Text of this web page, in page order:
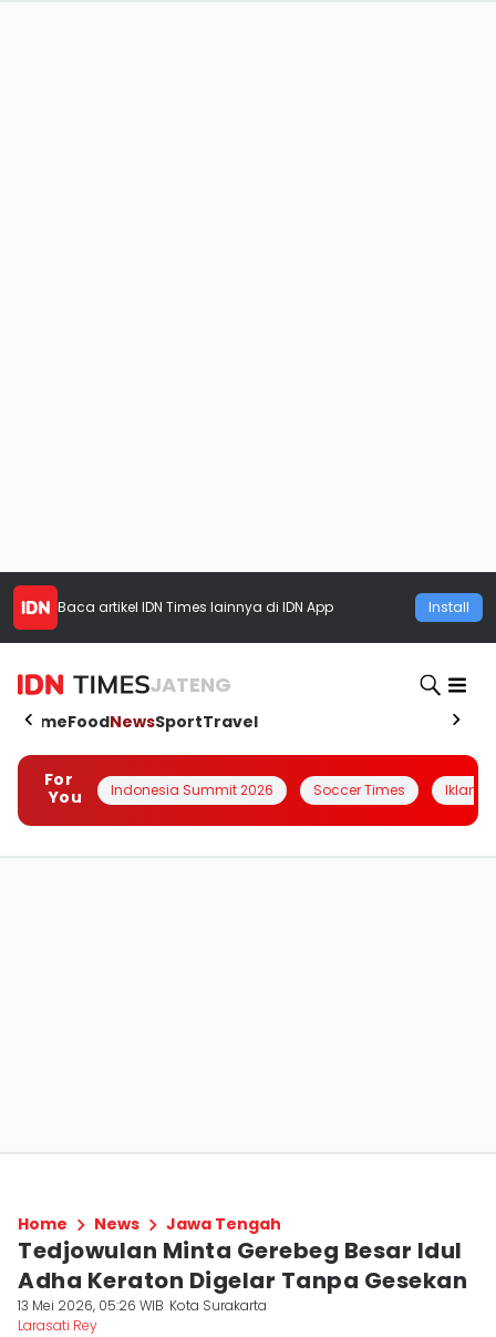
Baca artikel IDN Times lainnya di IDN App Install
JATENG
HomeFoodNewsSportTravel
For
You
Indonesia Summit 2026 Soccer Times Iklanin
Home News Jawa Tengah
Tedjowulan Minta Gerebeg Besar Idul
Adha Keraton Digelar Tanpa Gesekan
13 Mei 2026, 05:26 WIB Kota Surakarta
Larasati Rey